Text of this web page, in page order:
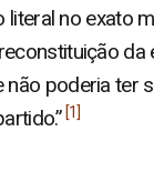
no exato
poderia ter
1